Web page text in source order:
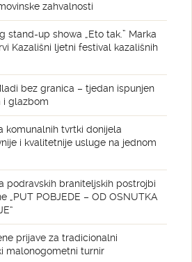
zahvalnosti
stand-up showa „Eto tak.” Marka
Kazališni ljetni festival kazališnih
bez granica – tjedan ispunjen
i glazbom
komunalnih tvrtki donijela
i kvalitetnije usluge na jednom
podravskih braniteljskih postrojbi
„PUT POBJEDE – OD OSNUTKA
prijave za tradicionalni
malonogometni turnir